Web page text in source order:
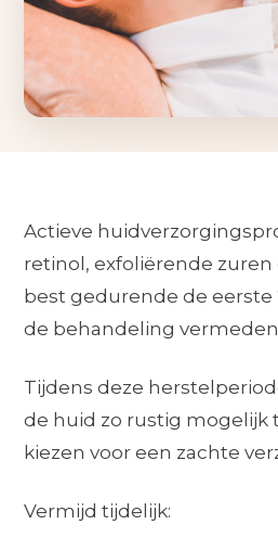
Actieve
retinol, exfoliërende
best gedurende de eerste
de behandeling
Tijdens deze
de huid zo rustig mogelijk
kiezen voor een zachte
Vermijd tijdelijk: